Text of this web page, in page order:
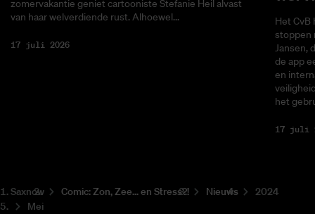
zomervakantie geniet cartooniste Stefanie Heil alvast
van haar welverdiende rust. Alhoewel...
17 juli 2026
Het CvB
stoppen
Jansen,
de app
en
het
17 juli
Saxnow Co­mic: Zon, Zee... en Stress?! Nieuws
2024
Mei